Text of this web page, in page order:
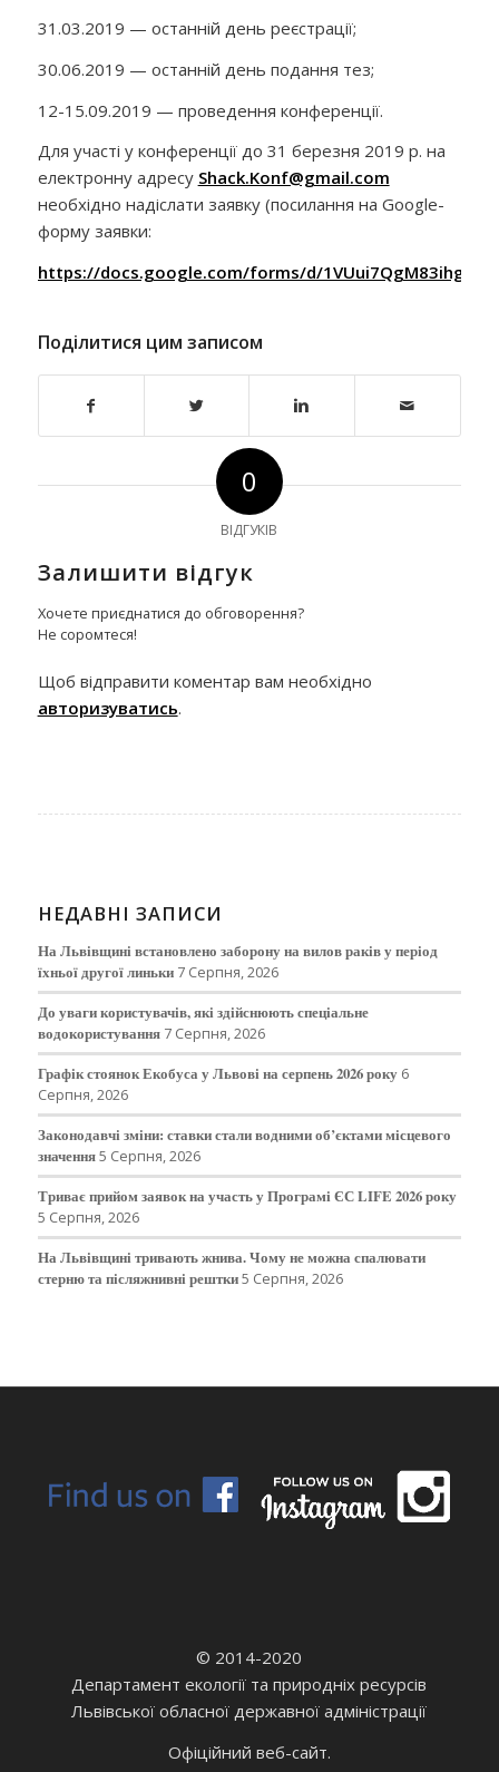
31.03.2019 — останній день реєстрації;
30.06.2019 — останній день подання тез;
12-15.09.2019 — проведення конференції.
Для участі у конференції до 31 березня 2019 р. на
електронну адресу Shack.Konf@gmail.com
необхідно надіслати заявку (посилання на Google-
форму заявки:
https://docs.google.com/forms/d/
Поділитися цим записом
0
ВІДГУКІВ
Залишити відгук
Хочете приєднатися до обговорення?
Не соромтеся!
Щоб відправити коментар вам необхідно
авторизуватись.
НЕДАВНІ ЗАПИСИ
На Львівщині встановлено заборону на вилов раків у період
їхньої другої линьки 7 Серпня, 2026
До уваги користувачів, які здійснюють спеціальне
водокористування 7 Серпня, 2026
Графік стоянок Екобуса у Львові на серпень 2026 року 6
Серпня, 2026
Законодавчі зміни: ставки стали водними об’єктами місцевого
значення5 Серпня, 2026
Триває прийом заявок на участь у Програмі ЄС LIFE 2026 року
5 Серпня, 2026
На Львівщині тривають жнива. Чому не можна спалювати
стерню та післяжнивні рештки5 Серпня, 2026
© 2014-2020
Департамент екології та природніх ресурсів
Львівської обласної державної адміністрації
Офіційний веб-сайт.